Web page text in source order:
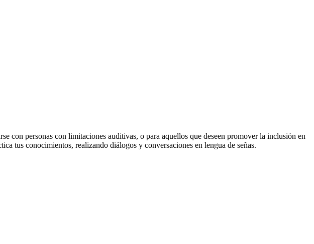
con personas con limitaciones auditivas, o para aquellos que deseen promover la inclusión en
tus conocimientos, realizando diálogos y conversaciones en lengua de señas.